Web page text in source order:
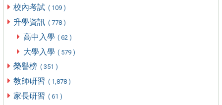
校內考試 ( 109 )
升學資訊 ( 778 )
高中入學 ( 62 )
大學入學 ( 579 )
榮譽榜 ( 351 )
教師研習 ( 1,878 )
家長研習 ( 61 )